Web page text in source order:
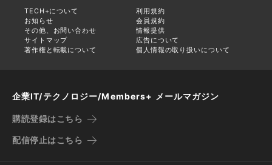
TECH+について
利用規約
お知らせ
会員規約
その他、お問い合わせ
情報提供
サイトマップ
広告について
著作権と転載について
個人情報の取り扱いについて
企業IT/テクノロジー/Members+ メールマガジン
購読登録はこちら
配信停止はこちら